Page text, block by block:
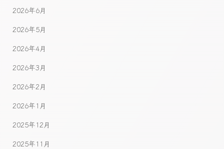
2026年6月
2026年5月
2026年4月
2026年3月
2026年2月
2026年1月
2025年12月
2025年11月